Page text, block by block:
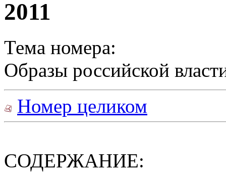
2011
Тема номера:
Образы российской
Номер целиком
СОДЕРЖАНИЕ: